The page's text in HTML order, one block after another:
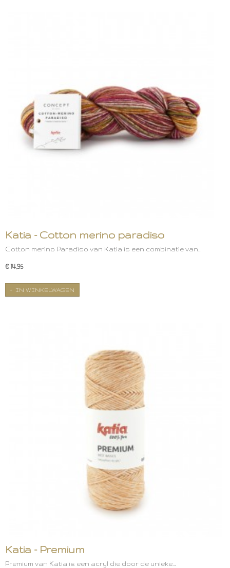
Katia - Cotton merino paradiso
Cotton merino Paradiso van Katia is een combinatie van…
€ 14,95
IN WINKELWAGEN
Katia - Premium
Premium van Katia is een acryl die door de unieke…